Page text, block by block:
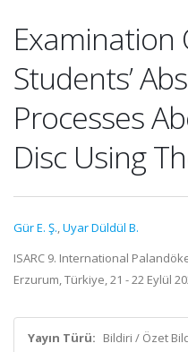
Examination
Students’
Processes
Disc Using
Gür E. Ş.,Uyar Düldül B.
ISARC 9. International
Erzurum, Türkiye, 21 - 22 Eylül
Yayın Türü: Bildiri / Özet